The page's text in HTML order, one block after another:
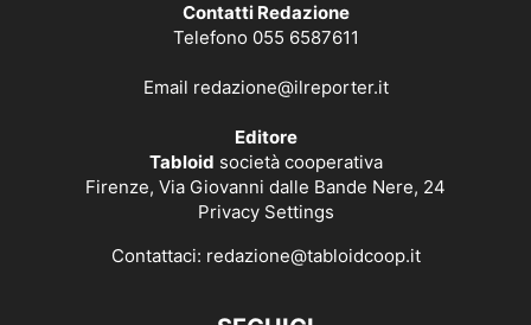
Contatti Redazione
Telefono 055 6587611
Email redazione@ilreporter.it
Editore
Tabloid società cooperativa
Firenze, Via Giovanni dalle Bande Nere, 24
Privacy Settings
Contattaci: redazione@tabloidcoop.it